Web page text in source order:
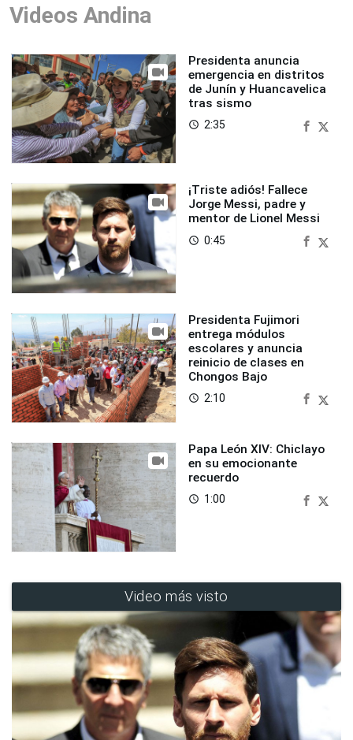
Videos Andina
Presidenta anuncia
emergencia en distritos
de Junín y Huancavelica
tras sismo
access_time 2:35
¡Triste adiós! Fallece
Jorge Messi, padre y
mentor de Lionel Messi
access_time 0:45
Presidenta Fujimori
entrega módulos
escolares y anuncia
reinicio de clases en
Chongos Bajo
access_time 2:10
Papa León XIV: Chiclayo
en su emocionante
recuerdo
access_time 1:00
Video más visto